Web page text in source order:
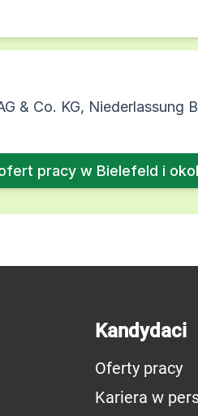
& Co. KG, Niederlassung
pracy w Bielefeld i
Kandydaci
Oferty pracy
Kariera w